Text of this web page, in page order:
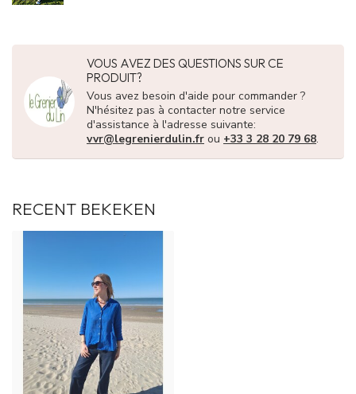
VOUS AVEZ DES QUESTIONS SUR CE
PRODUIT?
Vous avez besoin d'aide pour commander ?
N'hésitez pas à contacter notre service
d'assistance à l'adresse suivante:
vvr@legrenierdulin.fr ou +33 3 28 20 79 68.
RECENT BEKEKEN